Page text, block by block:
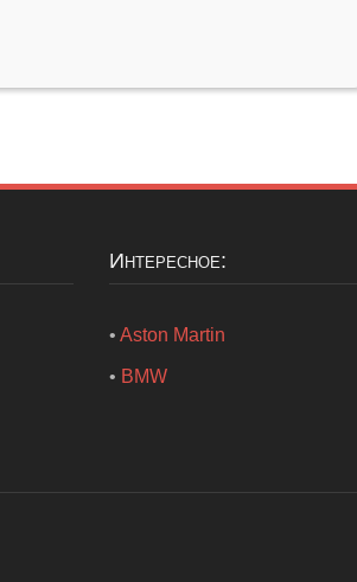
Интересное:
• Aston Martin
• BMW